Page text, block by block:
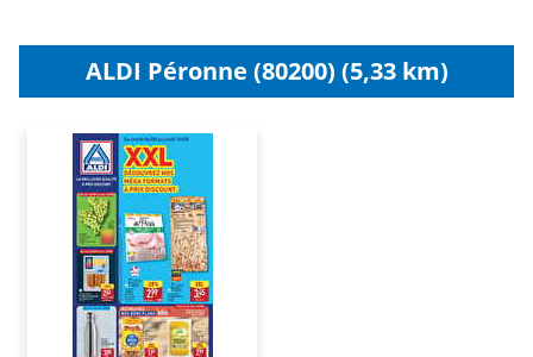
ALDI Péronne (80200) (5,33 km)